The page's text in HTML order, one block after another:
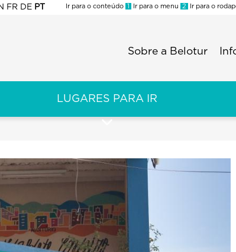
FR DE PT
Ir para o conteúdo 1 Ir para o menu 2 Ir para o
Sobre a Belotur
LUGARES PARA IR